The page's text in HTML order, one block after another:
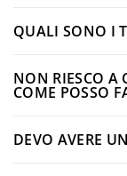
QUALI SONO I
NON RIESCO A
COME POSSO
DEVO AVERE